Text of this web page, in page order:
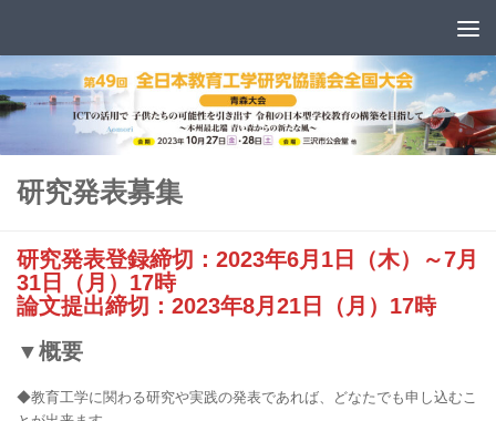
研究発表募集
研究発表登録締切：2023年6月1日（木）～7月
31日（月）17時
論文提出締切：2023年8月21日（月）17時
▼概要
◆教育工学に関わる研究や実践の発表であれば、どなたでも申し込むこ